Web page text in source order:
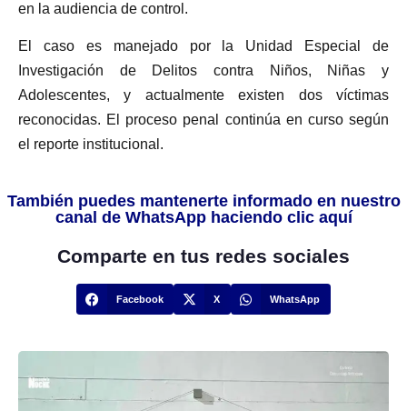
en la audiencia de control.
El caso es manejado por la Unidad Especial de
Investigación de Delitos contra Niños, Niñas y
Adolescentes, y actualmente existen dos víctimas
reconocidas. El proceso penal continúa en curso según
el reporte institucional.
También puedes mantenerte informado en nuestro
canal de WhatsApp haciendo clic aquí
Comparte en tus redes sociales
Facebook X WhatsApp